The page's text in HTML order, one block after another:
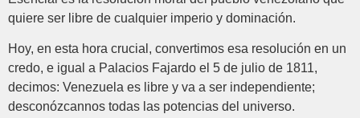
quiere ser libre de cualquier imperio y dominación.
Hoy, en esta hora crucial, convertimos esa resolución en un
credo, e igual a Palacios Fajardo el 5 de julio de 1811,
decimos: Venezuela es libre y va a ser independiente;
desconózcannos todas las potencias del universo.